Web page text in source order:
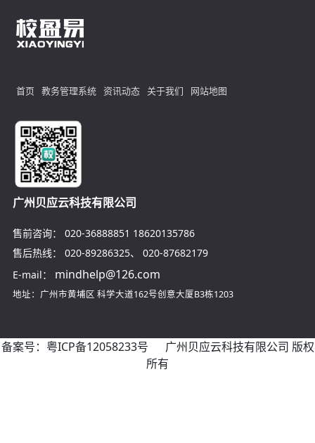
首页 教务管理系统 资讯动态 关于我们 网站地图
广州贝应云科技有限公司
售前咨询： 020-36888851 18620135786
售后热线：
020-89286325、 020-87682179
E-mail：
mindhelp@126.com
地址：广州市黄埔区 科学大道162号创意大厦B3栋1203
备案号： 粤ICP备12058233号 广州贝应云科技有限公司 版权
所有